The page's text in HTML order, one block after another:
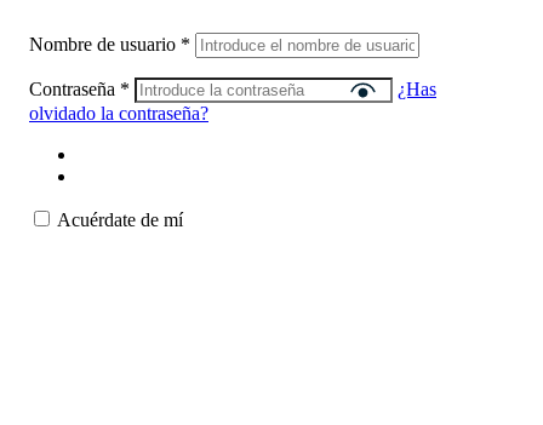
Nombre de usuario *
Contraseña *
¿Has
olvidado la contraseña?
Acuérdate de mí